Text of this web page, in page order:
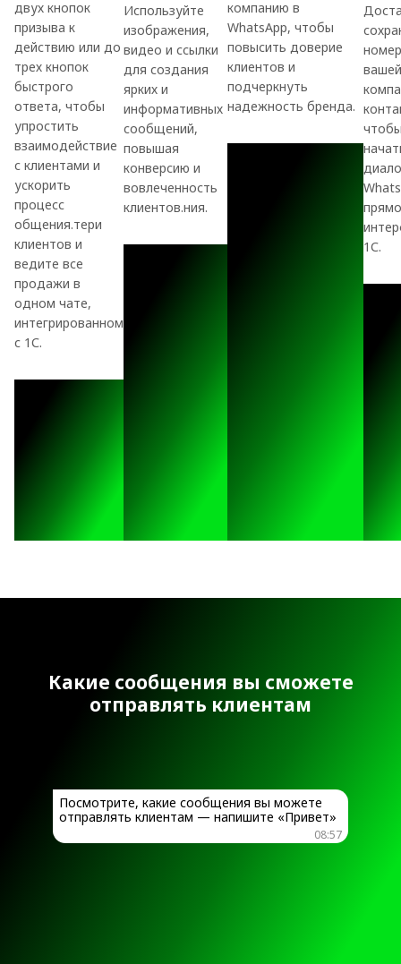
двух кнопок
призыва к
действию или до
трех кнопок
быстрого
ответа, чтобы
упростить
взаимодействие
с клиентами и
ускорить
процесс
общения.тери
клиентов и
ведите все
продажи в
одном чате,
интегрированном
с 1С.
Используйте
изображения,
видео и ссылки
для создания
ярких и
информативных
сообщений,
повышая
конверсию и
вовлеченность
клиентов.ния.
компанию в
WhatsApp, чтобы
повысить доверие
клиентов и
подчеркнуть
надежность бренда.
номер
вашей
1С.
Какие сообщения вы сможете
отправлять клиентам
Посмотрите, какие сообщения вы можете
отправлять клиентам — напишите «Привет»
08:57